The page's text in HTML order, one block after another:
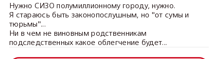
Нужно СИЗО полумиллионному городу, нужно.
Я стараюсь быть законопослушным, но "от сумы и
тюрьмы"...
Ни в чем не виновным родственникам
подследственных какое облегчение будет...